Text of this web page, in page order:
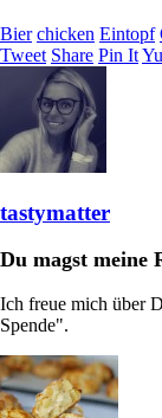
Bier chicken Eintopf
Tweet Share Pin It
tastymatter
Du magst meine
Ich freue mich über
Spende".